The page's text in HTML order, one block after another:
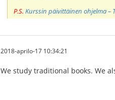
P.S. Kurssin päivittäinen ohjelma –
2018-aprilo-17 10:34:21
We study traditional books. We